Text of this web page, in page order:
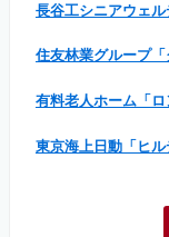
長谷工シニアウェル
住友林業グループ「
有料老人ホーム「ロ
東京海上日動「ヒル